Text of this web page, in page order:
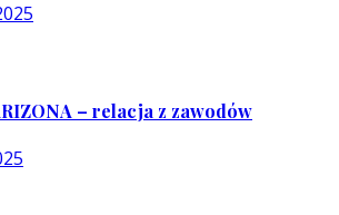
– relacja z zawodów